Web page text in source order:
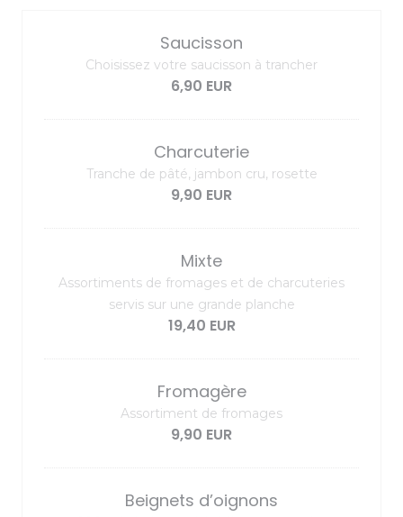
Saucisson
Choisissez votre saucisson à trancher
6,90 EUR
Charcuterie
Tranche de pâté, jambon cru, rosette
9,90 EUR
Mixte
Assortiments de fromages et de charcuteries
servis sur une grande planche
19,40 EUR
Fromagère
Assortiment de fromages
9,90 EUR
Beignets d’oignons